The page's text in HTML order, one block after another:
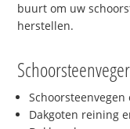
buurt om uw
herstellen.
Schoorsteenveger
Dakgoten reining